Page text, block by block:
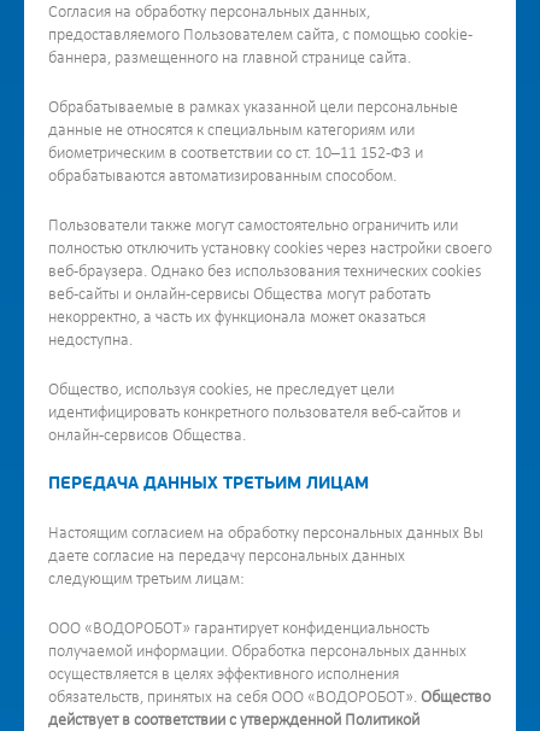
Согласия на обработку персональных данных,
предоставляемого Пользователем сайта, с помощью cookie-
баннера, размещенного на главной странице сайта.
Обрабатываемые в рамках указанной цели персональные
данные не относятся к специальным категориям или
биометрическим в соответствии со ст. 10–11 152-ФЗ и
обрабатываются автоматизированным способом.
Пользователи также могут самостоятельно ограничить или
полностью отключить установку cookies через настройки своего
веб-браузера. Однако без использования технических cookies
веб-сайты и онлайн-сервисы Общества могут работать
некорректно, а часть их функционала может оказаться
недоступна.
Общество, используя cookies, не преследует цели
идентифицировать конкретного пользователя веб-сайтов и
онлайн-сервисов Общества.
ПЕРЕДАЧА ДАННЫХ ТРЕТЬИМ ЛИЦАМ
Настоящим согласием на обработку персональных данных Вы
даете согласие на передачу персональных данных
следующим третьим лицам:
ООО «ВОДОРОБОТ» гарантирует конфиденциальность
получаемой информации. Обработка персональных данных
осуществляется в целях эффективного исполнения
обязательств, принятых на себя ООО «ВОДОРОБОТ». Общество
действует в соответствии с утвержденной Политикой